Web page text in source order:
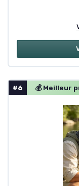
#6 💰 Meilleur